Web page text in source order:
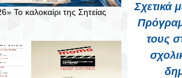
Το καλοκαίρι της Σητείας
Σχετικά
τους